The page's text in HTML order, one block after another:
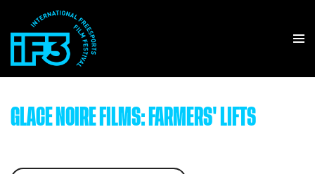
GLACE NOIRE FILMS: FARMERS' LIFTS